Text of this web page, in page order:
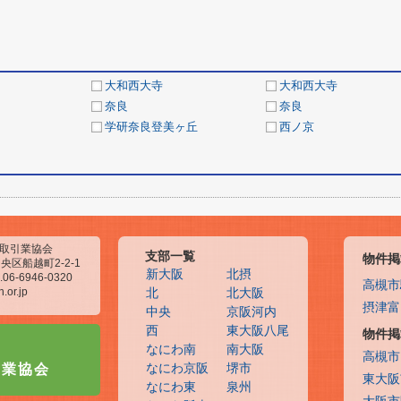
大和西大寺
大和西大寺
奈良
奈良
学研奈良登美ヶ丘
西ノ京
引業協会
区船越町2-2-1
6946-0320
協会
支部一覧
新大阪
北
中央
西
なにわ南
なにわ京阪
なにわ東
北摂
北大阪
京阪河内
東大阪八尾
南大阪
堺市
泉州
物件
高槻
摂津
物件
高槻市
東大